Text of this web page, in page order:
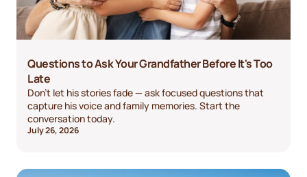
Questions to Ask Your Grandfather Before It's Too
Late
Don't let his stories fade — ask focused questions that
capture his voice and family memories. Start the
conversation today.
July 26, 2026